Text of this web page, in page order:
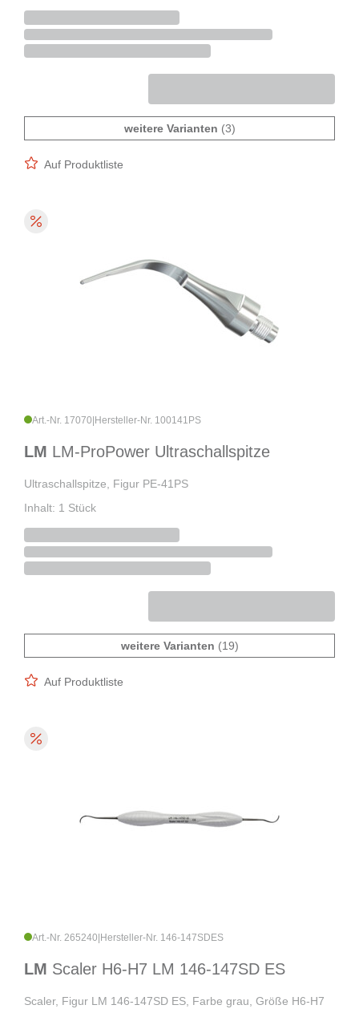
weitere Varianten (3)
Auf Produktliste
Art.-Nr. 17070 Hersteller-Nr. 100141PS
LM LM-ProPower Ultraschallspitze
Ultraschallspitze, Figur PE-41PS
Inhalt: 1 Stück
weitere Varianten (19)
Auf Produktliste
Art.-Nr. 265240 Hersteller-Nr. 146-147SDES
LM Scaler H6-H7 LM 146-147SD ES
Scaler, Figur LM 146-147SD ES, Farbe grau, Größe H6-H7